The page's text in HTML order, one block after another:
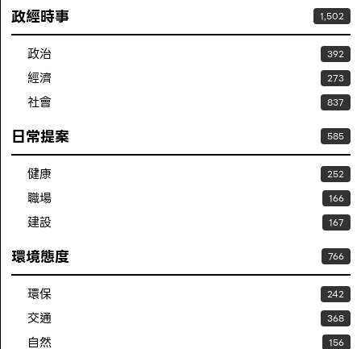
政經時事 1,502
政治 392
經濟 273
社會 837
日常提案 585
健康 252
職場 166
建設 167
環境態度 766
環保 242
交通 368
自然 156